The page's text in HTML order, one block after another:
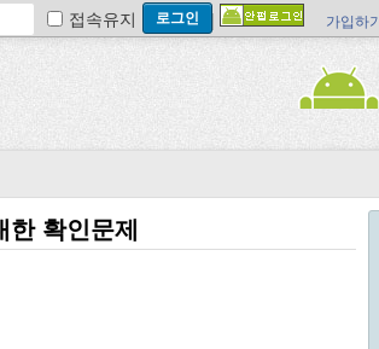
접속유지 가입하기
확인문제